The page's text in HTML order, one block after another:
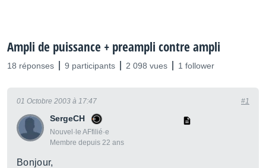
Ampli de puissance + preampli contre ampli
18 réponses 9 participants 2 098 vues 1 follower
SergeCH
Nouvel·le AFfilié·e
Membre depuis 22 ans
01 Octobre 2003 à 17:47 #1
Bonjour,